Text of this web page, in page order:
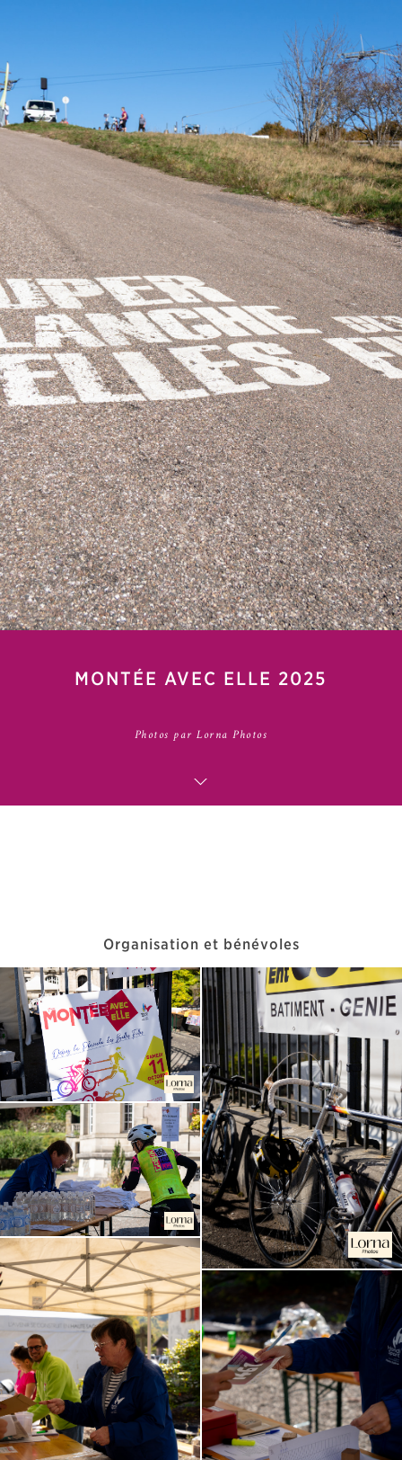
MONTÉE AVEC ELLE 2025
Photos par Lorna Photos
Organisation et bénévoles